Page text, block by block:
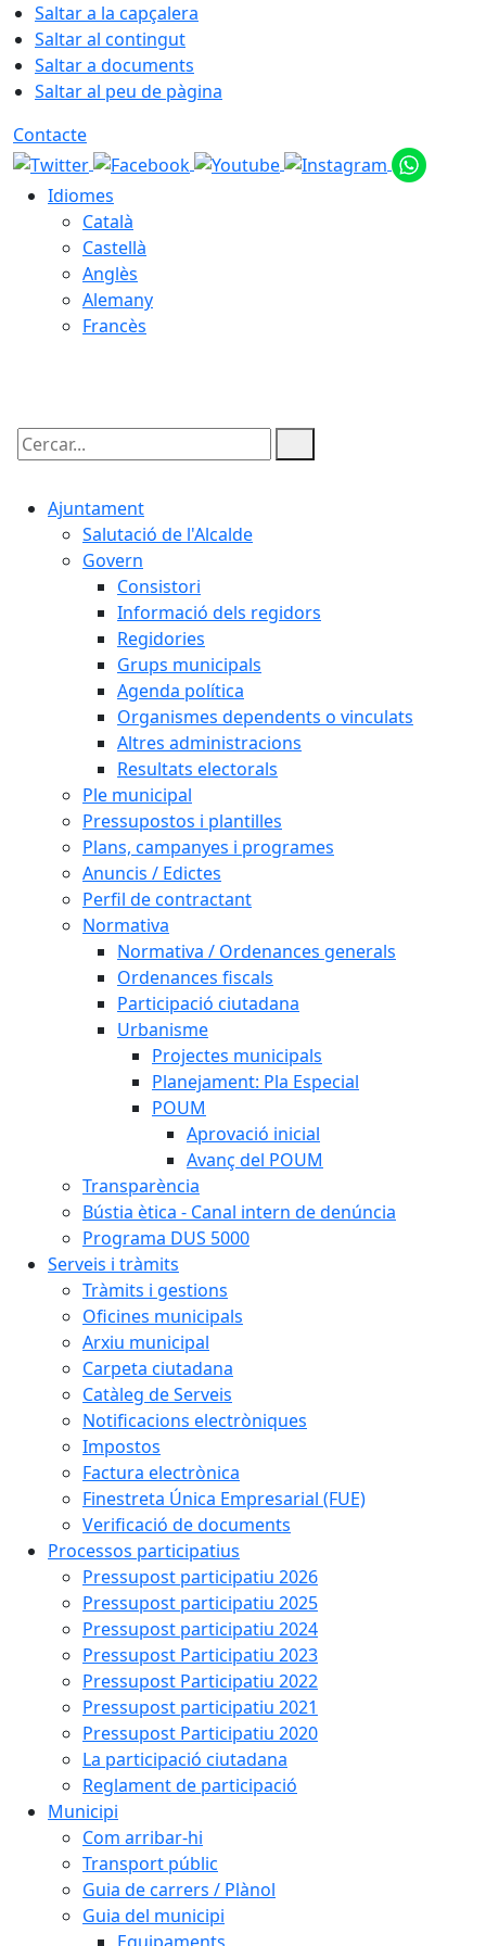
Saltar a la capçalera
Saltar al contingut
Saltar a documents
Saltar al peu de pàgina
Contacte
Idiomes
Català
Castellà
Anglès
Alemany
Francès
Cercar:
Ajuntament
Salutació de l'Alcalde
Govern
Consistori
Informació dels regidors
Regidories
Grups municipals
Agenda política
Organismes dependents o vinculats
Altres administracions
Resultats electorals
Ple municipal
Pressupostos i plantilles
Plans, campanyes i programes
Anuncis / Edictes
Perfil de contractant
Normativa
Normativa / Ordenances generals
Ordenances fiscals
Participació ciutadana
Urbanisme
Projectes municipals
Planejament: Pla Especial
POUM
Aprovació inicial
Avanç del POUM
Transparència
Bústia ètica - Canal intern de denúncia
Programa DUS 5000
Serveis i tràmits
Tràmits i gestions
Oficines municipals
Arxiu municipal
Carpeta ciutadana
Catàleg de Serveis
Notificacions electròniques
Impostos
Factura electrònica
Finestreta Única Empresarial (FUE)
Verificació de documents
Processos participatius
Pressupost participatiu 2026
Pressupost participatiu 2025
Pressupost participatiu 2024
Pressupost Participatiu 2023
Pressupost Participatiu 2022
Pressupost participatiu 2021
Pressupost Participatiu 2020
La participació ciutadana
Reglament de participació
Municipi
Com arribar-hi
Transport públic
Guia de carrers / Plànol
Guia del municipi